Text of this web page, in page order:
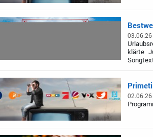
03.06.26
klärte
02.06.26